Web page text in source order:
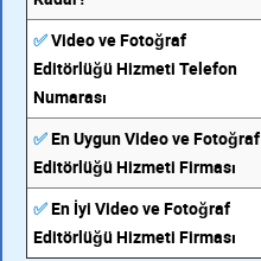
✅Video ve Fotoğraf
Editörlüğü Hizmeti Telefon
Numarası
✅En Uygun Video ve Fotoğraf
Editörlüğü Hizmeti Firması
✅En İyi Video ve Fotoğraf
Editörlüğü Hizmeti Firması